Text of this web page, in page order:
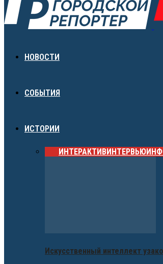
НОВОСТИ
СОБЫТИЯ
ИСТОРИИ
ИНТЕРАКТИВИНТЕРВЬЮ
Искусственный интеллект